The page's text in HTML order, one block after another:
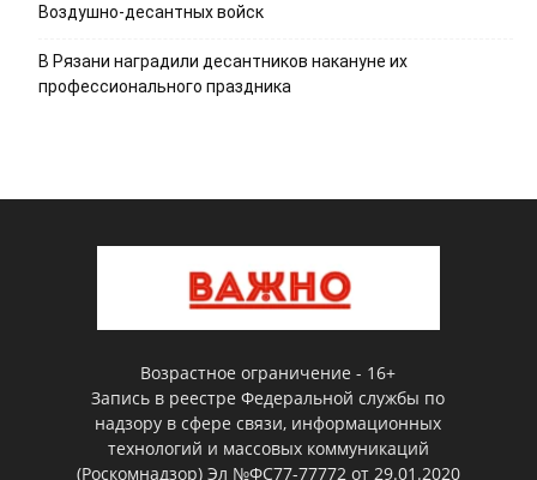
Воздушно-десантных войск
В Рязани наградили десантников накануне их
профессионального праздника
Возрастное ограничение - 16+
Запись в реестре Федеральной службы по
надзору в сфере связи, информационных
технологий и массовых коммуникаций
(Роскомнадзор) Эл №ФС77-77772 от 29.01.2020